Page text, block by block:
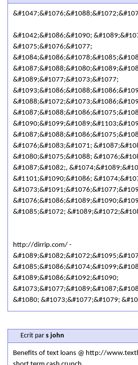
&#1042;&#1086;&#1090;
&#1075;&#1076;&#1077;
&#1089;&#1077;&#1073;&#1077;
&#1076;&#1083;&#1071;
&#1080;&#1075;&#1088;
&#1087;&#1082;,
&#1101;&#1090;&#1086;
&#1085;&#1072;
http://dirrip.com/ -
&#1089;&#1086;&#1092;&#1090;
&#1080; &#1073;&#1077;&#1079;
Ecrit par s john
Benefits of text loans @ http://